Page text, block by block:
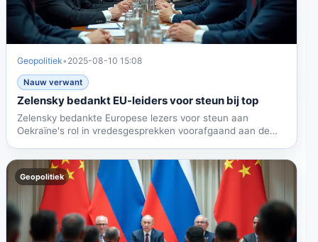
Geopolitiek• 2025-08-10 15:08
Nauw verwant
Zelensky bedankt EU-leiders voor steun bij top
Zelensky bedankte Europese lezers voor steun aan
Oekraïne's rol in vredesgesprekken voorafgaand aan de
Geopolitiek